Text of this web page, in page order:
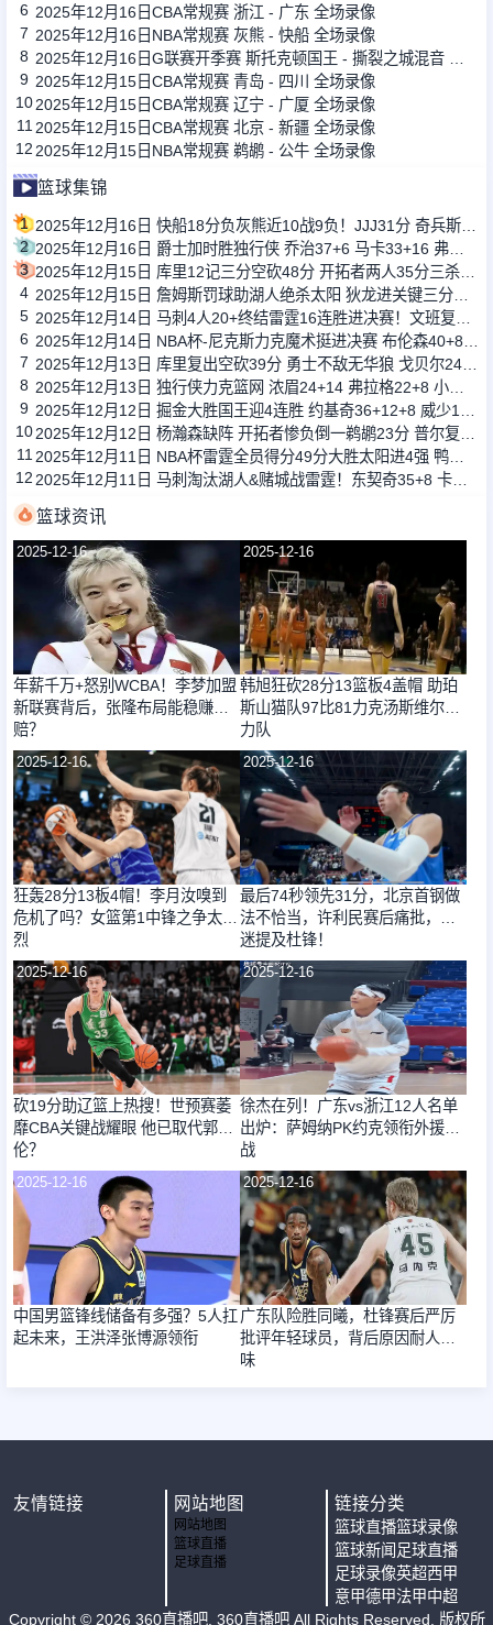
6 2025年12月16日CBA常规赛 浙江 - 广东 全场录像
7 2025年12月16日NBA常规赛 灰熊 - 快船 全场录像
8
9 2025年12月15日CBA常规赛 青岛 - 四川 全场录像
102025年12月15日CBA常规赛 辽宁 - 广厦 全场录像
11 2025年12月15日CBA常规赛 北京 - 新疆 全场录像
12 2025年12月15日NBA常规赛 鹈鹕 - 公牛 全场录像
篮球集锦
1
2
3
4
5
6
7
8
9
10
11
12
篮球资讯
2025-12-16
年薪千万+怒别WCBA！李梦加盟
新联赛背后，张隆布局能稳赚不
赔？
2025-12-16
韩旭狂砍28分13篮板4盖帽 助珀
斯山猫队97比81力克汤斯维尔火
力队
2025-12-16
狂轰28分13板4帽！李月汝嗅到
危机了吗？女篮第1中锋之争太激
烈
2025-12-16
最后74秒领先31分，北京首钢做
法不恰当，许利民赛后痛批，球
迷提及杜锋！
2025-12-16
砍19分助辽篮上热搜！世预赛萎
靡CBA关键战耀眼 他已取代郭艾
伦？
2025-12-16
徐杰在列！广东vs浙江12人名单
出炉：萨姆纳PK约克领衔外援大
战
2025-12-16
中国男篮锋线储备有多强？5人扛
起未来，王洪泽张博源领衔
2025-12-16
广东队险胜同曦，杜锋赛后严厉
批评年轻球员，背后原因耐人寻
味
友情链接 网站地图
网站地图
篮球直播
足球直播
链接分类
篮球直播篮球录像
篮球新闻 足球直播
足球录像英超西甲
意甲德甲法甲中超
Copyright © 2026 360直播吧. 360直播吧 All Rights Reserved. 版权所